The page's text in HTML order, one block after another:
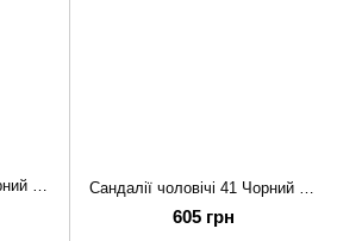
Сандалії чоловічі 42 Чорний NOVA SHOES (670949-42)
605 грн